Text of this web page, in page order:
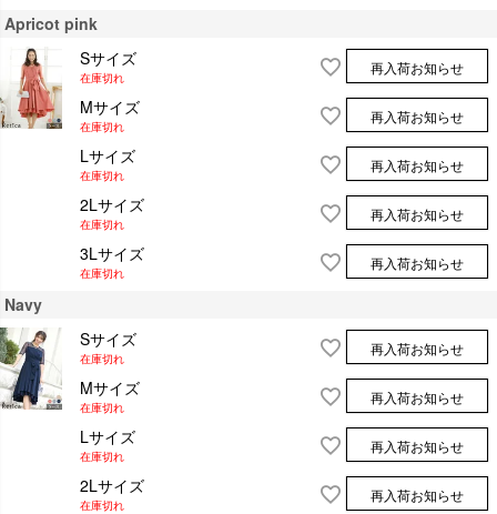
Apricot pink
Sサイズ
在庫切れ
再入荷お知らせ
Mサイズ
在庫切れ
再入荷お知らせ
Lサイズ
在庫切れ
再入荷お知らせ
2Lサイズ
在庫切れ
再入荷お知らせ
3Lサイズ
在庫切れ
再入荷お知らせ
Navy
Sサイズ
在庫切れ
再入荷お知らせ
Mサイズ
在庫切れ
再入荷お知らせ
Lサイズ
在庫切れ
再入荷お知らせ
2Lサイズ
在庫切れ
再入荷お知らせ